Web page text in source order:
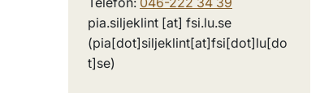
pia.siljeklint [at] fsi.lu.se
(pia[dot]siljeklint[at]fsi[dot]lu[do
t]se)